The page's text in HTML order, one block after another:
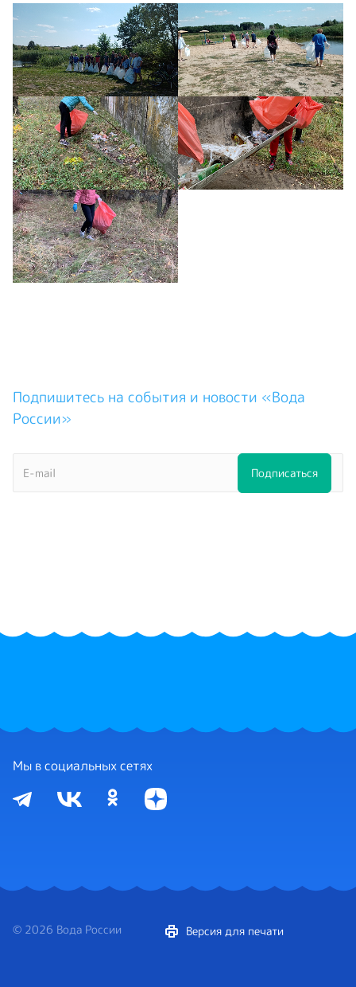
Подпишитесь на события и новости «Вода
России»
Мы в социальных сетях
© 2026 Вода России Версия для печати